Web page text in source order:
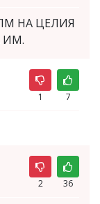
НА ЦЕЛИЯ
ИМ.
1 7
2 36